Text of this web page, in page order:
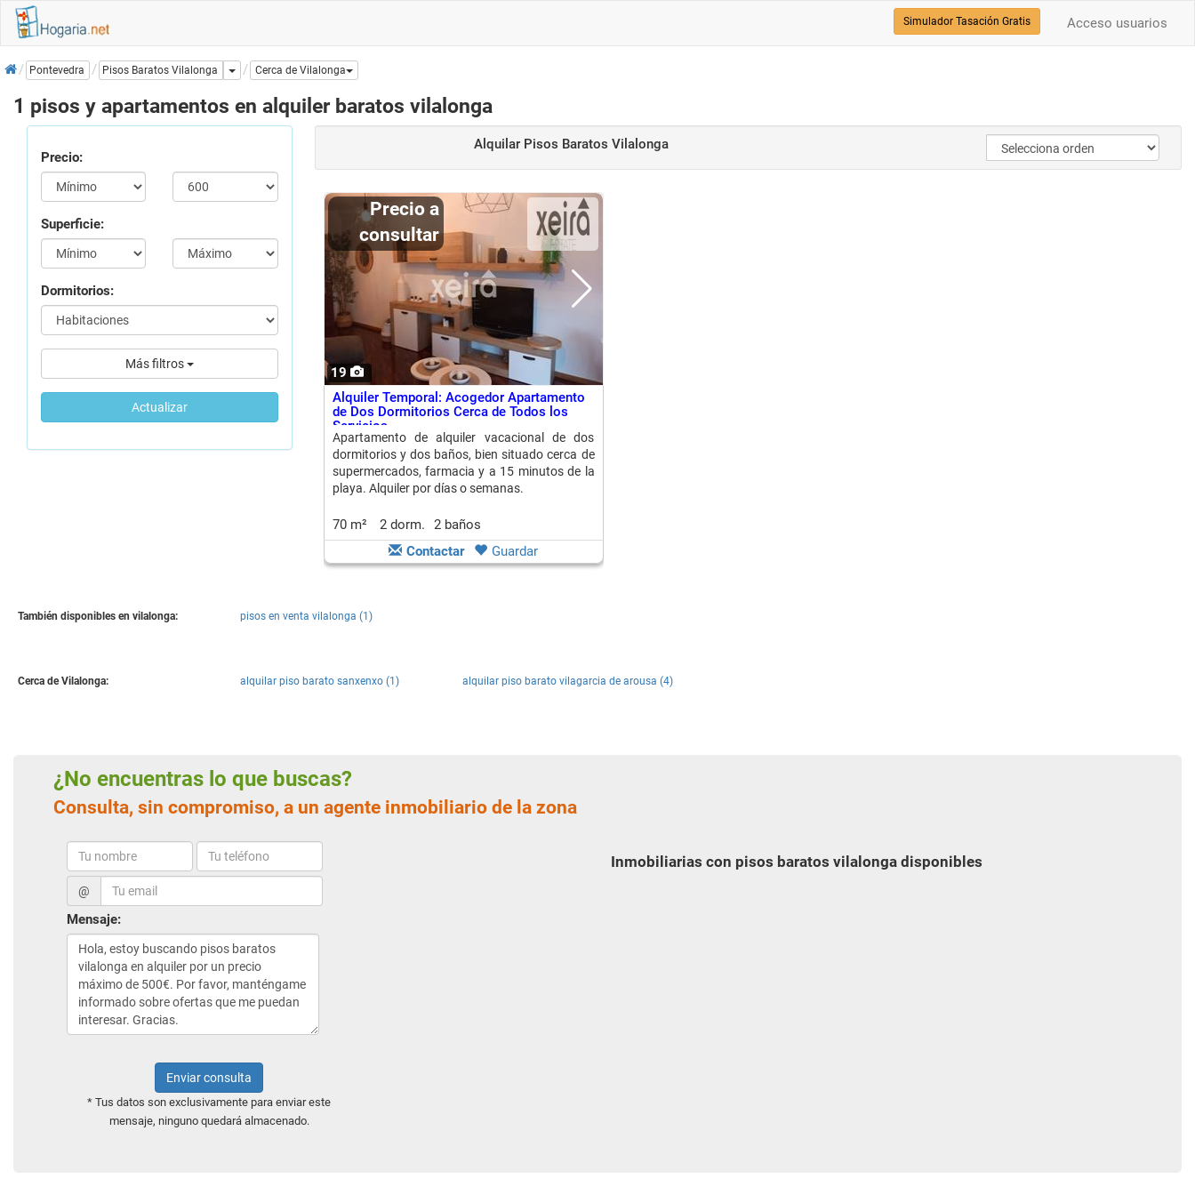
Acceso usuarios
Simulador Tasación Gratis
InicioPontevedra Pisos Baratos Vilalonga Dropdown
Cerca de Vilalonga
1 pisos y apartamentos en alquiler baratos vilalonga
Precio:
Superficie:
Dormitorios:
Más filtros
Actualizar
Alquilar Pisos Baratos Vilalonga
19
Precio a
consultar
Alquiler Temporal: Acogedor Apartamento
de Dos Dormitorios Cerca de Todos los
Servicios
Apartamento de alquiler vacacional de dos
dormitorios y dos baños, bien situado cerca de
supermercados, farmacia y a 15 minutos de la
playa. Alquiler por días o semanas.
70 m² 2 dorm.
2 baños
Contactar
Guardar
También disponibles en vilalonga: pisos en venta vilalonga (1)
Cerca de Vilalonga: alquilar piso barato sanxenxo (1) alquilar piso barato vilagarcia de arousa (4)
¿No encuentras lo que buscas?
Consulta, sin compromiso, a un agente inmobiliario de la zona
@
Mensaje:
Enviar consulta
* Tus datos son exclusivamente para enviar este
mensaje, ninguno quedará almacenado.
Inmobiliarias con pisos baratos vilalonga disponibles